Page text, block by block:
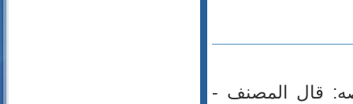
قال المصنف -